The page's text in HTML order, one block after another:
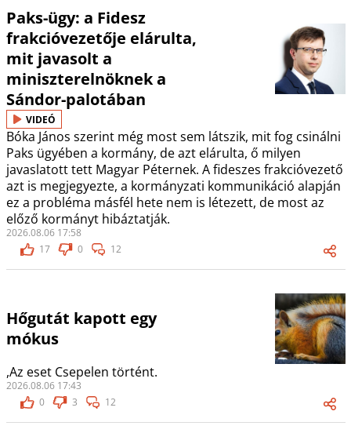
Paks-ügy: a Fidesz
frakcióvezetője elárulta,
mit javasolt a
miniszterelnöknek a
Sándor-palotában
VIDEÓ
Bóka János szerint még most sem látszik, mit fog csinálni
Paks ügyében a kormány, de azt elárulta, ő milyen
javaslatott tett Magyar Péternek. A fideszes frakcióvezető
azt is megjegyezte, a kormányzati kommunikáció alapján
ez a probléma másfél hete nem is létezett, de most az
előző kormányt hibáztatják.
2026.08.06 17:58
17
0 12
Hőgutát kapott egy
mókus
,Az eset Csepelen történt.
2026.08.06 17:43
0
3 12